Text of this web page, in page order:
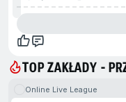
TOP ZAKŁADY -
na koniec
Online Live League